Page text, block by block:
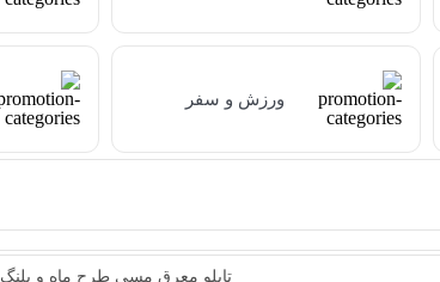
ورزش و سفر
تابلو معرق مسی طرح ماه و پلنگ